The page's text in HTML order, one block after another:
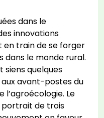
dans le
innovations
en train de se forger
dans le monde rural.
siens quelques
avant-postes du
Le
de trois